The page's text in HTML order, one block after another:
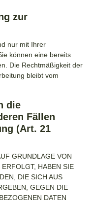
zur
nur mit Ihrer
können eine bereits
Die Rechtmäßigkeit der
bleibt vom
die
Fällen
(Art. 21
GRUNDLAGE VON
HABEN SIE
DIE SICH AUS
GEGEN DIE
DATEN